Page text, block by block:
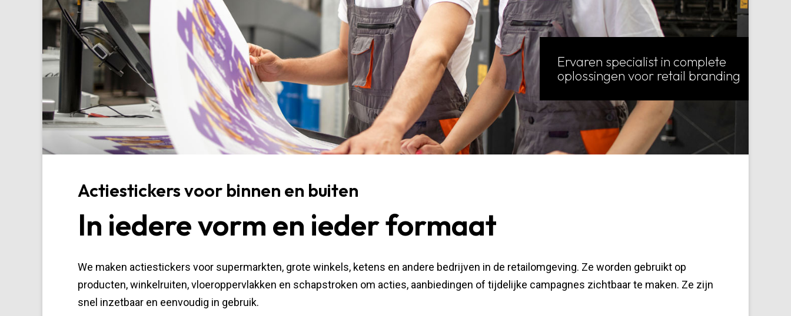
Ervaren specialist in complete
oplossingen voor retail branding
Actiestickers voor binnen en buiten
In iedere vorm en ieder formaat
We maken actiestickers voor supermarkten, grote winkels, ketens en andere bedrijven in de retailomgeving. Ze worden gebruikt op
producten, winkelruiten, vloeroppervlakken en schapstroken om acties, aanbiedingen of tijdelijke campagnes zichtbaar te maken. Ze zijn
snel inzetbaar en eenvoudig in gebruik.